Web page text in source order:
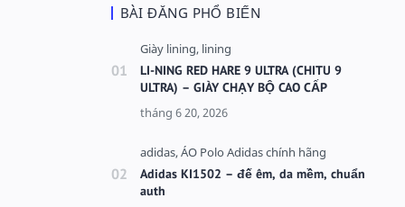
BÀI ĐĂNG PHỔ BIẾN
LI-NING RED HARE 9 ULTRA (CHITU 9
ULTRA) – GIÀY CHẠY BỘ CAO CẤP
Adidas KI1502 – đế êm, da mềm, chuẩn
auth